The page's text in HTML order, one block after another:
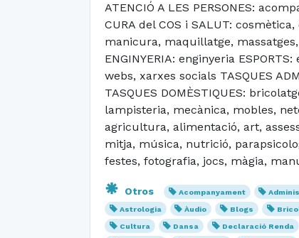
ATENCIÓ A LES PERSONES:
CURA del COS i SALUT:
manicura, maquillatge,
ENGINYERIA: enginyeria
webs, xarxes socials TASQUES
TASQUES DOMÈSTIQUES:
lampisteria, mecànica, mobles,
agricultura, alimentació, art,
mitja, música, nutrició,
festes, fotografia, jocs, màgia,
Otros Acompanyament
Astrologia
Àudio Blogs
Cultura
Dansa Declaració Renda